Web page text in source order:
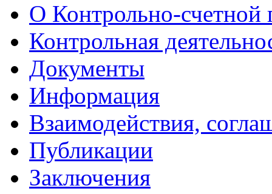
О Контрольно-счетной
Контрольная
Документы
Информация
Взаимодействия,
Публикации
Заключения